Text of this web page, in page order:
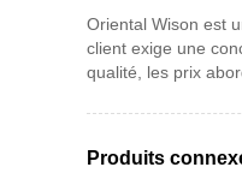
Oriental Wison est
client exige une
qualité, les prix
Produits